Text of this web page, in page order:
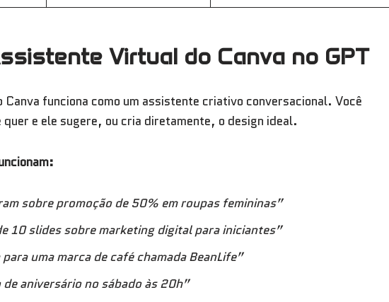
Virtual do Canva no GPT
Canva funciona como um assistente criativo conversacional. Você
e ele sugere, ou cria diretamente, o design ideal.
sobre promoção de 50% em roupas femininas”
10 slides sobre marketing digital para iniciantes”
uma marca de café chamada BeanLife”
aniversário no sábado às 20h”